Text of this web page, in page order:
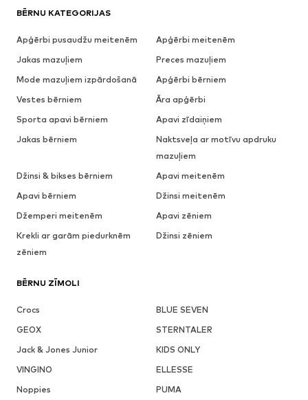
BĒRNU KATEGORIJAS
Apģērbi pusaudžu meitenēm
Apģērbi meitenēm
Jakas mazuļiem
Preces mazuļiem
Mode mazuļiem izpārdošanā
Apģērbi bērniem
Vestes bērniem
Āra apģērbi
Sporta apavi bērniem
Apavi zīdaiņiem
Jakas bērniem
Naktsveļa ar motīvu apdruku
mazuļiem
Džinsi & bikses bērniem
Apavi meitenēm
Apavi bērniem
Džinsi meitenēm
Džemperi meitenēm
Apavi zēniem
Krekli ar garām piedurknēm
zēniem
Džinsi zēniem
BĒRNU ZĪMOLI
Crocs
BLUE SEVEN
GEOX
STERNTALER
Jack & Jones Junior
KIDS ONLY
VINGINO
ELLESSE
Noppies
PUMA